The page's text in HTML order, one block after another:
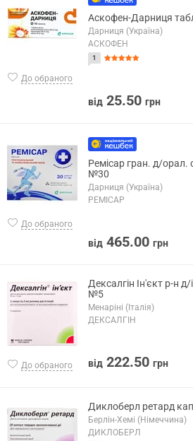
До обраного
Аскофен-Дарниця
Дарниця (Україна)
АСКОФЕН
1
від 25.50 грн
До обраного
Ремісар гран. д/орал.
№30
Дарниця (Україна)
РЕМІСАР
від 465.00 грн
До обраного
Дексалгін Ін'єкт р-н
№5
Менаріні (Італія)
ДЕКСАЛГІН
від 222.50 грн
Диклоберл ретард
Берлін-Хемі (Німеччина)
ДИКЛОБЕРЛ